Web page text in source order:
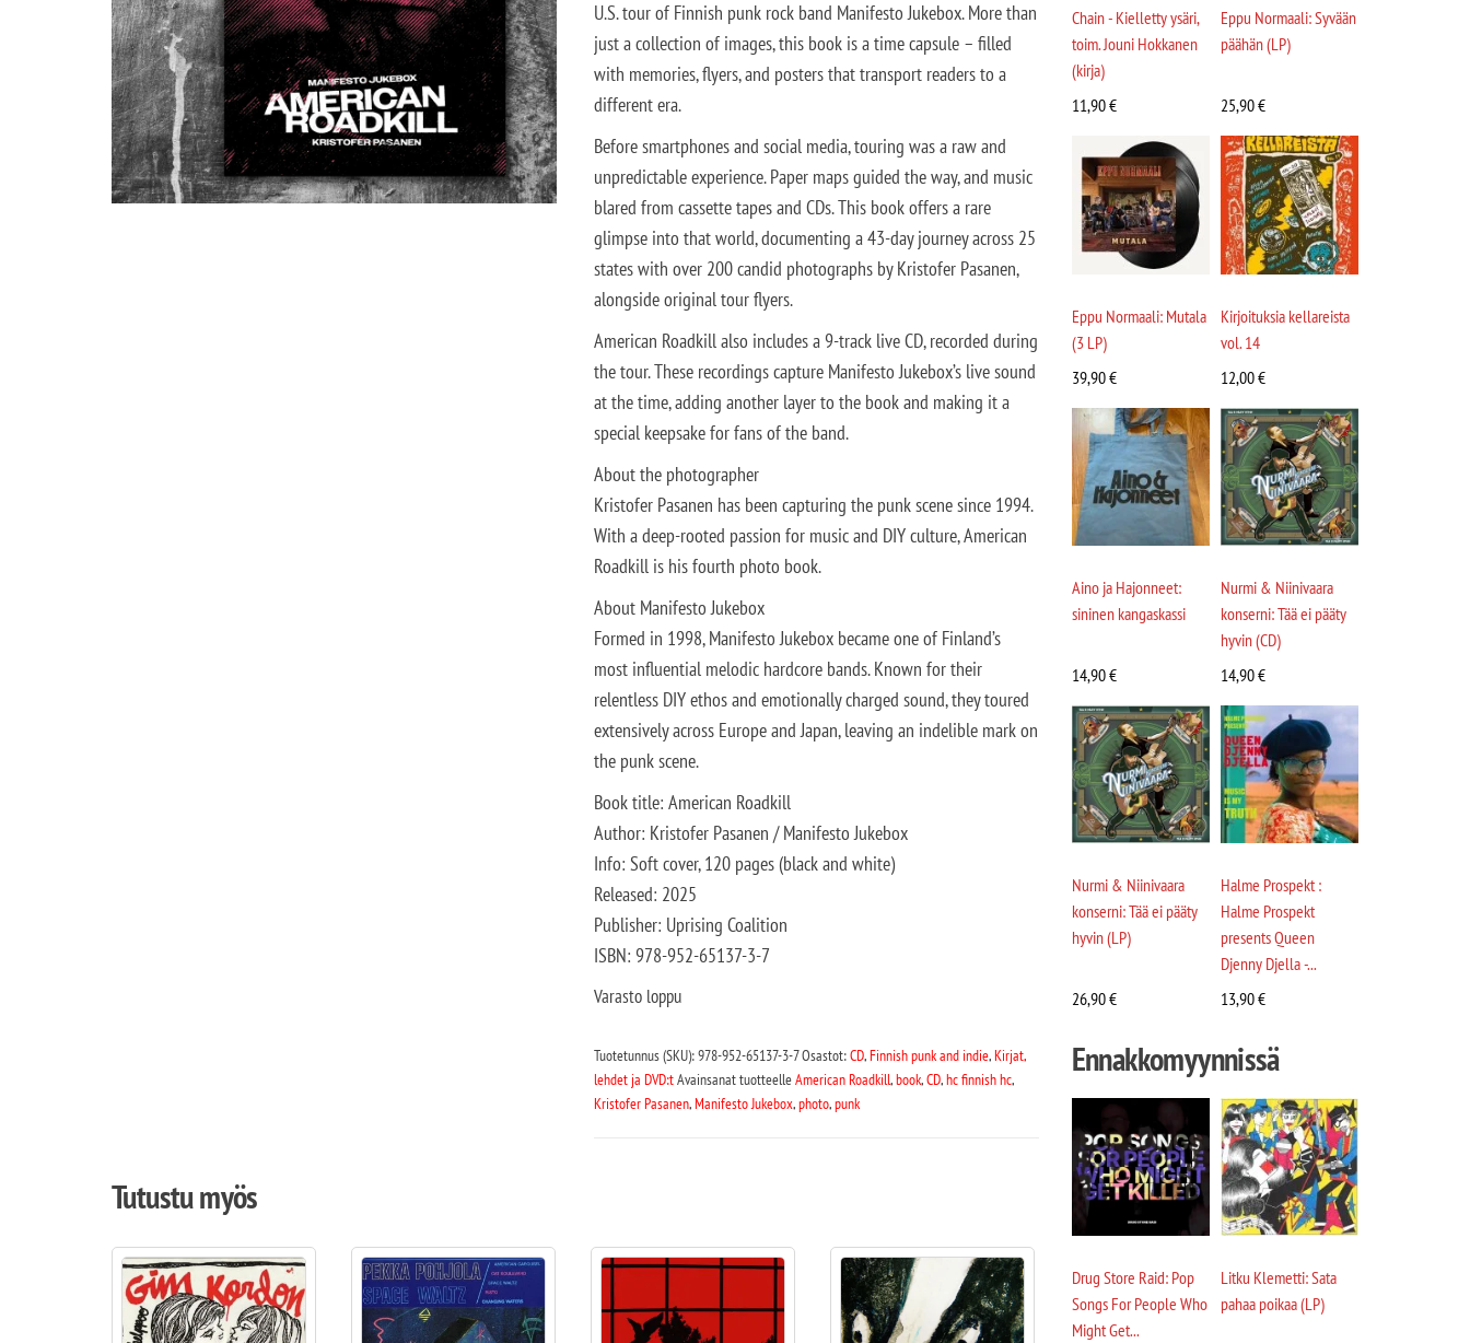
U.S. tour of Finnish punk rock band Manifesto Jukebox. More than
just a collection of images, this book is a time capsule – filled
with memories, flyers, and posters that transport readers to a
different era.
Before smartphones and social media, touring was a raw and
unpredictable experience. Paper maps guided the way, and music
blared from cassette tapes and CDs. This book offers a rare
glimpse into that world, documenting a 43-day journey across 25
states with over 200 candid photographs by Kristofer Pasanen,
alongside original tour flyers.
American Roadkill also includes a 9-track live CD, recorded during
the tour. These recordings capture Manifesto Jukebox’s live sound
at the time, adding another layer to the book and making it a
special keepsake for fans of the band.
About the photographer
Kristofer Pasanen has been capturing the punk scene since 1994.
With a deep-rooted passion for music and DIY culture, American
Roadkill is his fourth photo book.
About Manifesto Jukebox
Formed in 1998, Manifesto Jukebox became one of Finland’s
most influential melodic hardcore bands. Known for their
relentless DIY ethos and emotionally charged sound, they toured
extensively across Europe and Japan, leaving an indelible mark on
the punk scene.
Book title: American Roadkill
Author: Kristofer Pasanen / Manifesto Jukebox
Info: Soft cover, 120 pages (black and white)
Released: 2025
Publisher: Uprising Coalition
ISBN: 978-952-65137-3-7
Varasto loppu
Tuotetunnus (SKU):978-952-65137-3-7Osastot:CD,Finnish punk and indie,Kirjat,
lehdet ja DVD:tAvainsanat tuotteelleAmerican Roadkill,book,CD,hc finnish hc,
Kristofer Pasanen,Manifesto Jukebox,photo,punk
Tutustu myös
Chain - Kielletty ysäri,
toim. Jouni Hokkanen
(kirja)
11,90€
Eppu Normaali: Syvään
päähän (LP)
25,90€
Eppu Normaali: Mutala
(3 LP)
39,90€
Kirjoituksia kellareista
vol. 14
12,00€
Aino ja Hajonneet:
sininen kangaskassi
14,90€
Nurmi & Niinivaara
konserni: Tää ei pääty
hyvin (CD)
14,90€
Nurmi & Niinivaara
konserni: Tää ei pääty
hyvin (LP)
26,90€
Halme Prospekt :
Halme Prospekt
presents Queen
Djenny Djella -...
13,90€
Ennakkomyynnissä
Drug Store Raid: Pop
Songs For People Who
Might Get...
Litku Klemetti: Sata
pahaa poikaa (LP)